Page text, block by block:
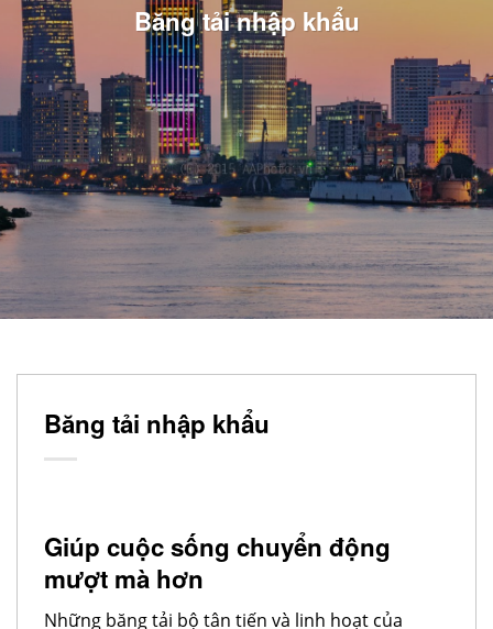
Băng tải nhập khẩu
Băng tải nhập khẩu
Giúp cuộc sống chuyển động
mượt mà hơn
Những băng tải bộ tân tiến và linh hoạt của